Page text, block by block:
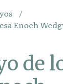
Enoch
de